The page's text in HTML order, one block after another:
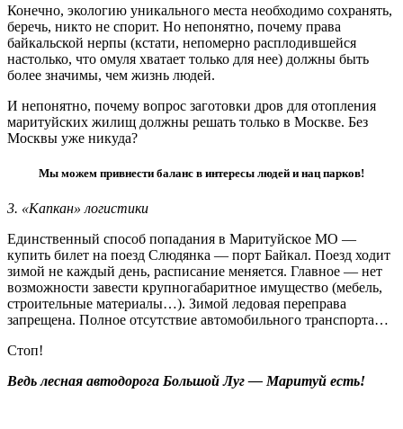
Конечно, экологию уникального места необходимо сохранять,
беречь, никто не спорит. Но непонятно, почему права
байкальской нерпы (кстати, непомерно расплодившейся
настолько, что омуля хватает только для нее) должны быть
более значимы, чем жизнь людей.
И непонятно, почему вопрос заготовки дров для отопления
маритуйских жилищ должны решать только в Москве. Без
Москвы уже никуда?
Мы можем привнести баланс в интересы людей и нац парков!
3. «Капкан» логистики
Единственный способ попадания в Маритуйское МО —
купить билет на поезд Слюдянка — порт Байкал. Поезд ходит
зимой не каждый день, расписание меняется. Главное — нет
возможности завести крупногабаритное имущество (мебель,
строительные материалы…). Зимой ледовая переправа
запрещена. Полное отсутствие автомобильного транспорта…
Стоп!
Ведь лесная автодорога Большой Луг — Маритуй есть!